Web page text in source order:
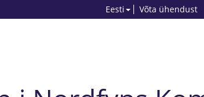
Võta ühendust
Eesti